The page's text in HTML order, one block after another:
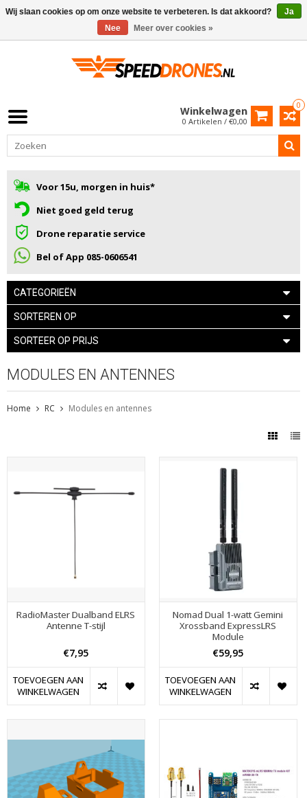
0
Winkelwagen
0 Artikelen / €0,00
Voor 15u, morgen in huis*
Niet goed geld terug
Drone reparatie service
Bel of App 085-0606541
CATEGORIEËN
SORTEREN OP
SORTEER OP PRIJS
MODULES EN ANTENNES
Home RC Modules en antennes
RadioMaster Dualband ELRS
Antenne T-stijl
€7,95
TOEVOEGEN AAN
WINKELWAGEN
Nomad Dual 1-watt Gemini
Xrossband ExpressLRS
Module
€59,95
TOEVOEGEN AAN
WINKELWAGEN
Wij slaan cookies op om onze website te verbeteren. Is dat akkoord?
Ja
Nee
Meer over cookies »